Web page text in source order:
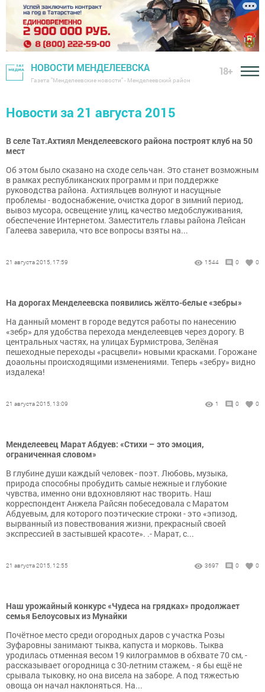
НОВОСТИ МЕНДЕЛЕЕВСКА
Газета "Менделеевские новости" - Менделеевский район
18+
Новости за 21 августа 2015
В селе Тат.Ахтиял Менделеевского района построят клуб на 50
мест
Об этом было сказано на сходе сельчан. Это станет возможным
в рамках республиканских программ и при поддержке
руководства района. Ахтияльцев волнуют и насущные
проблемы - водоснабжение, очистка дорог в зимний период,
вывоз мусора, освещение улиц, качество медобслуживания,
обеспечение Интернетом. Заместитель главы района Лейсан
Галеева заверила, что все вопросы взяты на...
21 августа 2015, 17:59 1544 0 0
На дорогах Менделеевска появились жёлто-белые «зебры»
На данный момент в городе ведутся работы по нанесению
«зебр» для удобства перехода менделеевцев через дорогу. В
центральных частях, на улицах Бурмистрова, Зелёная
пешеходные переходы «расцвели» новыми красками. Горожане
доаольны происходящими изменениями. Теперь «зебру» видно
издалека!
21 августа 2015, 13:09 1 0 0
Менделеевец Марат Абдуев: «Стихи – это эмоция,
ограниченная словом»
В глубине души каждый человек - поэт. Любовь, музыка,
природа способны пробудить самые нежные и глубокие
чувства, именно они вдохновляют нас творить. Наш
корреспондент Анжела Райсян побеседовала с Маратом
Абдуевым, для которого поэтические строки - это «эпизод,
вырванный из повествования жизни, прекрасный своей
экспрессией в застывшей красоте». .- Марат, с...
21 августа 2015, 12:55 3697 0 0
Наш урожайный конкурс «Чудеса на грядках» продолжает
семья Белоусовых из Мунайки
Почётное место среди огородных даров с участка Розы
Зуфаровны занимают тыква, капуста и морковь. Тыква
уродилась отменная весом 19 килограммов в обхвате 70 см, -
рассказывает огородница с 30-летним стажем, - я бы ещё не
срывала тыковку, но она висела на заборе. А под тяжестью
овоща он начал наклоняться. На...